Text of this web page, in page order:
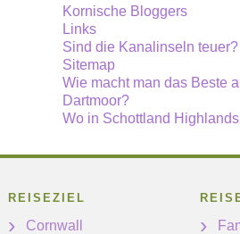
Kornische Bloggers
Links
Sind die Kanalinseln teuer?
Sitemap
Wie macht man das Beste
Dartmoor?
Wo in Schottland
REISEZIEL
Cornwall